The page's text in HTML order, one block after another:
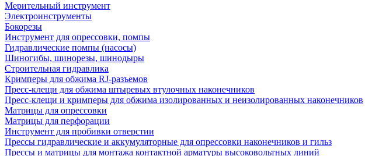
Мерительный инструмент
Электроинструменты
Бокорезы
Инструмент для опрессовки, помпы
Гидравлические помпы (насосы)
Шиногибы, шинорезы, шинодыры
Строительная гидравлика
Кримперы для обжима RJ-разъемов
Пресс-клещи для обжима штыревых втулочных наконечников
Пресс-клещи и кримперы для обжима изолированных и неизолированных наконечников
Матрицы для опрессовки
Матрицы для перфорации
Инструмент для пробивки отверстии
Прессы гидравлические и аккумуляторные для опрессовки наконечников и гильз
Прессы и матрицы для монтажа контактной арматуры высоковольтных линий